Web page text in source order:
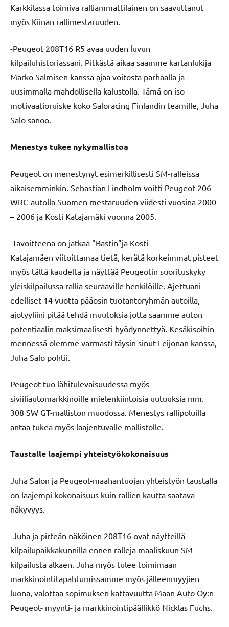
Karkkilassa toimiva ralliammattilainen on saavuttanut
myös Kiinan rallimestaruuden.
-Peugeot 208T16 R5 avaa uuden luvun
kilpailuhistoriassani. Pitkästä aikaa saamme kartanlukija
Marko Salmisen kanssa ajaa voitosta parhaalla ja
uusimmalla mahdollisella kalustolla. Tämä on iso
motivaatioruiske koko Saloracing Finlandin teamille, Juha
Salo sanoo.
Menestys tukee nykymallistoa
Peugeot on menestynyt esimerkillisesti SM-ralleissa
aikaisemminkin. Sebastian Lindholm voitti Peugeot 206
WRC-autolla Suomen mestaruuden viidesti vuosina 2000
– 2006 ja Kosti Katajamäki vuonna 2005.
-Tavoitteena on jatkaa ”Bastin”ja Kosti
Katajamäen viitoittamaa tietä, kerätä korkeimmat pisteet
myös tältä kaudelta ja näyttää Peugeotin suorituskyky
yleiskilpailussa rallia seuraaville henkilöille. Ajettuani
edelliset 14 vuotta pääosin tuotantoryhmän autoilla,
ajotyyliini pitää tehdä muutoksia jotta saamme auton
potentiaalin maksimaalisesti hyödynnettyä. Kesäkisoihin
mennessä olemme varmasti täysin sinut Leijonan kanssa,
Juha Salo pohtii.
Peugeot tuo lähitulevaisuudessa myös
siviiliautomarkkinoille mielenkiintoisia uutuuksia mm.
308 SW GT-malliston muodossa. Menestys rallipoluilla
antaa tukea myös laajentuvalle mallistolle.
Taustalle laajempi yhteistyökokonaisuus
Juha Salon ja Peugeot-maahantuojan yhteistyön taustalla
on laajempi kokonaisuus kuin rallien kautta saatava
näkyvyys.
-Juha ja pirteän näköinen 208T16 ovat näytteillä
kilpailupaikkakunnilla ennen ralleja maaliskuun SM-
kilpailusta alkaen. Juha myös tulee toimimaan
markkinointitapahtumissamme myös jälleenmyyjien
luona, valottaa sopimuksen kattavuutta Maan Auto Oy:n
Peugeot- myynti- ja markkinointipäällikkö Nicklas Fuchs.